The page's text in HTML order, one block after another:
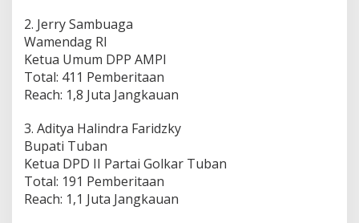
2. Jerry Sambuaga
Wamendag RI
Ketua Umum DPP AMPI
Total: 411 Pemberitaan
Reach: 1,8 Juta Jangkauan
3. Aditya Halindra Faridzky
Bupati Tuban
Ketua DPD II Partai Golkar Tuban
Total: 191 Pemberitaan
Reach: 1,1 Juta Jangkauan